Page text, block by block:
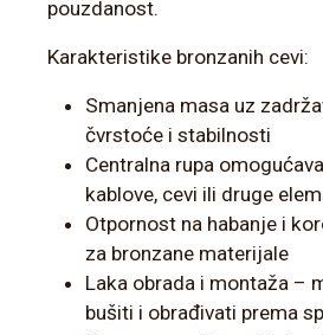
pouzdanost.
Karakteristike bronzanih cevi:
Smanjena masa uz
čvrstoće i stabilnosti
Centralna rupa
kablove, cevi ili druge
Otpornost na habanje i
za bronzane materijale
Laka obrada i montaža –
bušiti i obrađivati prema